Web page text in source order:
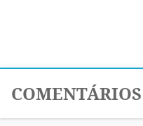
COMENTÁRIOS